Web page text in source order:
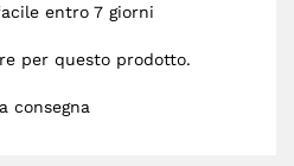
entro 7 giorni
per questo prodotto.
consegna